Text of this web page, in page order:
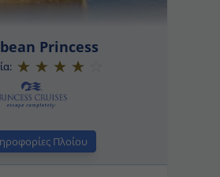
Princess
Πλοίου